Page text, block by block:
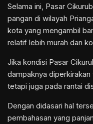
Selama ini, Pasar
pangan di wilayah
kota yang mengambil
relatif lebih murah dan
Jika kondisi Pasar
dampaknya
tetapi juga pada rantai
Dengan didasari hal
pembahasan yang